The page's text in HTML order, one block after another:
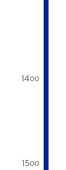
1400
1500